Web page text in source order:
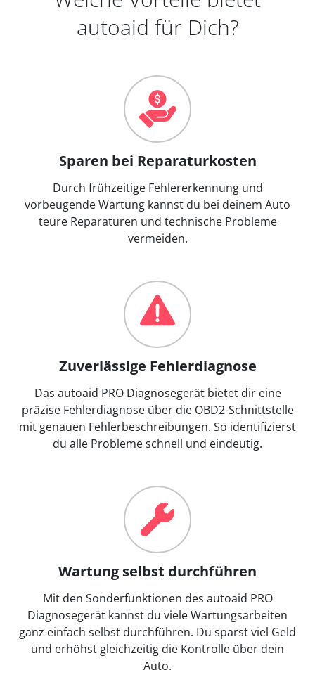
autoaid für Dich?
Sparen bei Reparaturkosten
Durch frühzeitige Fehlererkennung und
vorbeugende Wartung kannst du bei deinem Auto
teure Reparaturen und technische Probleme
vermeiden.
Zuverlässige Fehlerdiagnose
Das autoaid PRO Diagnosegerät bietet dir eine
präzise Fehlerdiagnose über die OBD2-Schnittstelle
mit genauen Fehlerbeschreibungen. So identifizierst
du alle Probleme schnell und eindeutig.
Wartung selbst durchführen
Mit den Sonderfunktionen des autoaid PRO
Diagnosegerät kannst du viele Wartungsarbeiten
ganz einfach selbst durchführen. Du sparst viel Geld
und erhöhst gleichzeitig die Kontrolle über dein
Auto.